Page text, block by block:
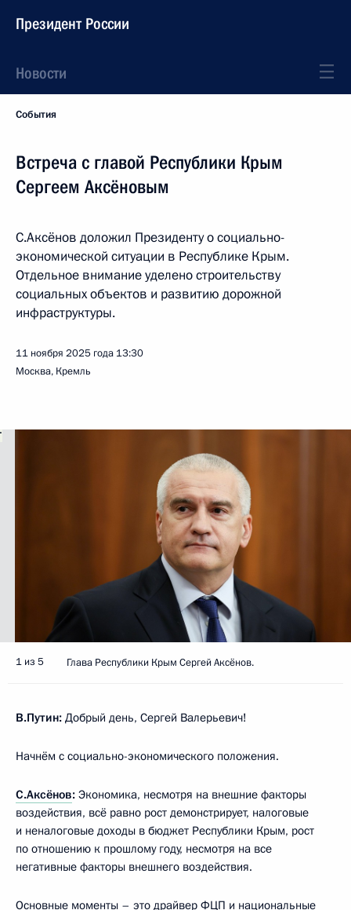
Президент России
Новости
События
Встреча с главой Республики Крым
Сергеем Аксёновым
С.Аксёнов доложил Президенту о социально-
экономической ситуации в Республике Крым.
Отдельное внимание уделено строительству
социальных объектов и развитию дорожной
инфраструктуры.
11 ноября 2025 года 13:30
Москва, Кремль
1 из 5 Глава Республики Крым Сергей Аксёнов.
В.Путин: Добрый день, Сергей Валерьевич!
Начнём с социально-экономического положения.
С.Аксёнов: Экономика, несмотря на внешние факторы
воздействия, всё равно рост демонстрирует, налоговые
и неналоговые доходы в бюджет Республики Крым, рост
по отношению к прошлому году, несмотря на все
негативные факторы внешнего воздействия.
Основные моменты – это драйвер ФЦП и национальные